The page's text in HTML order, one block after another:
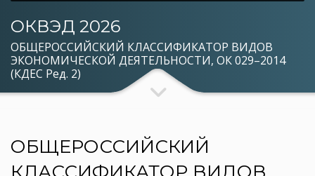
ОКВЭД 2026
ОБЩЕРОССИЙСКИЙ КЛАССИФИКАТОР ВИДОВ
ЭКОНОМИЧЕСКОЙ ДЕЯТЕЛЬНОСТИ, ОК 029–2014
(КДЕС Ред. 2)
ОБЩЕРОССИЙСКИЙ